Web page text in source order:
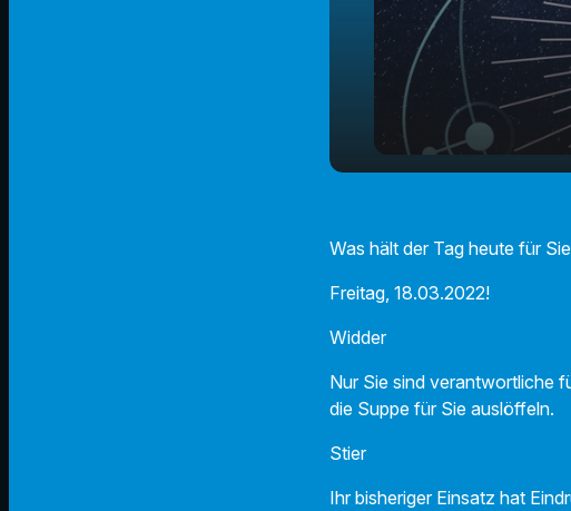
Was hält der Tag heute für
Freitag, 18.03.2022!
Widder 2
Nur Sie sind verantwortliche
die Suppe für Sie auslöffeln.
Stier 5
Ihr bisheriger Einsatz hat